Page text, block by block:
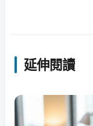
延伸閱讀